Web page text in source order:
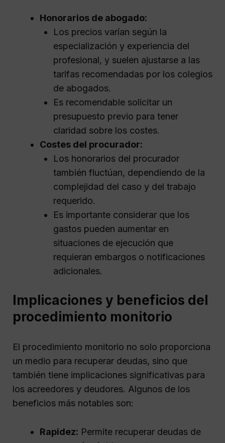
Honorarios de abogado:
Los precios varían según la
especialización y experiencia del
profesional, y suelen ajustarse a las
tarifas recomendadas por los colegios
de abogados.
Es recomendable solicitar un
presupuesto previo para tener
claridad sobre los costes.
Costes del procurador:
Los honorarios del procurador
también fluctúan, dependiendo de la
complejidad del caso y del trabajo
requerido.
Es importante considerar que los
gastos pueden aumentar en
situaciones de ejecución que
requieran embargos o notificaciones
adicionales.
Implicaciones y beneficios del
procedimiento monitorio
El procedimiento monitorio no solo proporciona
un medio para recuperar deudas, sino que
también tiene implicaciones significativas para
los acreedores y deudores. Algunos de los
beneficios más notables son:
Rapidez: Permite recuperar deudas de